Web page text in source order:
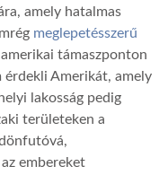
amely hatalmas
meglepetésszerű
támaszponton
érdekli Amerikát, amely
lakosság pedig
területeken a
embereket